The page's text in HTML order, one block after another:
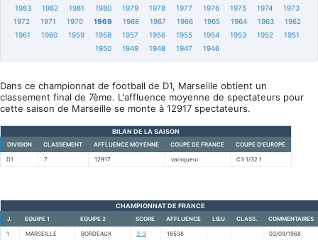
1983
1982 1981 1980 1979 1978 1977 1976 1975 1974
1973
1972
1971 1970 1969 1968 1967 1966 1965 1964 1963
1962
1961
1960 1959 1958 1957 1956 1955 1954 1953 1952
1951
1950
1949 1948 1947 1946
Dans ce championnat de football de D1, Marseille obtient un
classement final de 7ème. L'affluence moyenne de spectateurs pour
cette saison de Marseille se monte à 12917 spectateurs.
BILAN DE LA SAISON
DIVISION CLASSEMENT AFFLUENCE MOYENNE COUPE DE FRANCE COUPE D'EUROPE
D1 7 12917 vainqueur C3 1/32 f
CHAMPIONNAT DE FRANCE
J. EQUIPE 1 EQUIPE 2 SCORE AFFLUENCE LIEU CLASS. COMMENTAIRES
1 MARSEILLE BORDEAUX 3-3 18538 03/09/1968